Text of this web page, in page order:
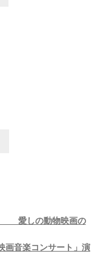
しの動物映画の
画音楽コンサート」演